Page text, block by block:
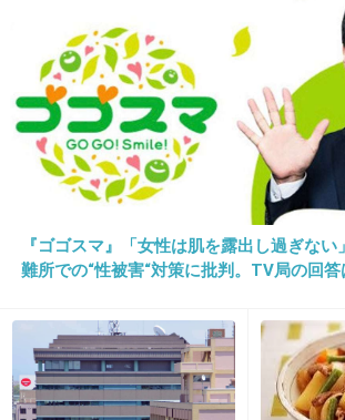
20. 匿名2015/12/30(水) 10:41:39
こんなブスでもセンターになれ
変なグループ
+59
『ゴゴスマ』「女性は肌を露出し過ぎな
難所での“性被害“対策に批判。TV局の回